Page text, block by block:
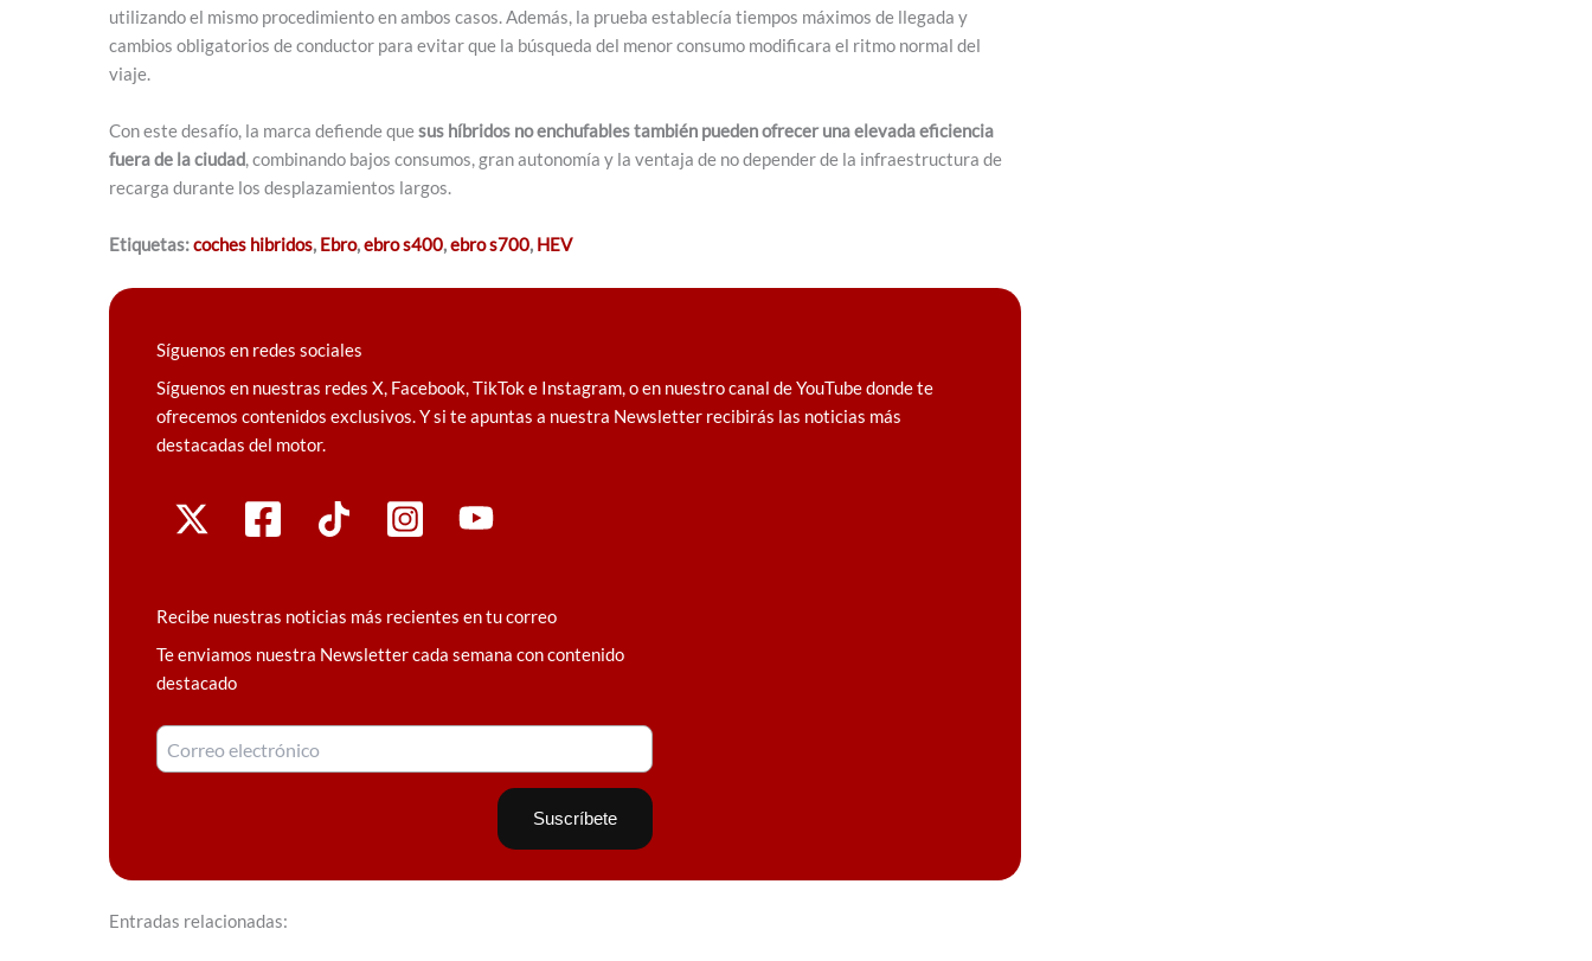
utilizando el mismo procedimiento en ambos casos. Además, la prueba establecía tiempos máximos de llegada y
cambios obligatorios de conductor para evitar que la búsqueda del menor consumo modificara el ritmo normal del
viaje.
Con este desafío, la marca defiende quesus híbridos no enchufables también pueden ofrecer una elevada eficiencia
fuera de la ciudad, combinando bajos consumos, gran autonomía y la ventaja de no depender de la infraestructura de
recarga durante los desplazamientos largos.
Etiquetas:coches hibridos, Ebro,ebro s400,ebro s700, HEV
Síguenos en redes sociales
Síguenos en nuestras redes X, Facebook, TikTok e Instagram, o en nuestro canal de YouTube donde te
ofrecemos contenidos exclusivos. Y si te apuntas a nuestra Newsletter recibirás las noticias más
destacadas del motor.
Recibe nuestras noticias más recientes en tu correo
Te enviamos nuestra Newsletter cada semana con contenido
destacado
Entradas relacionadas: